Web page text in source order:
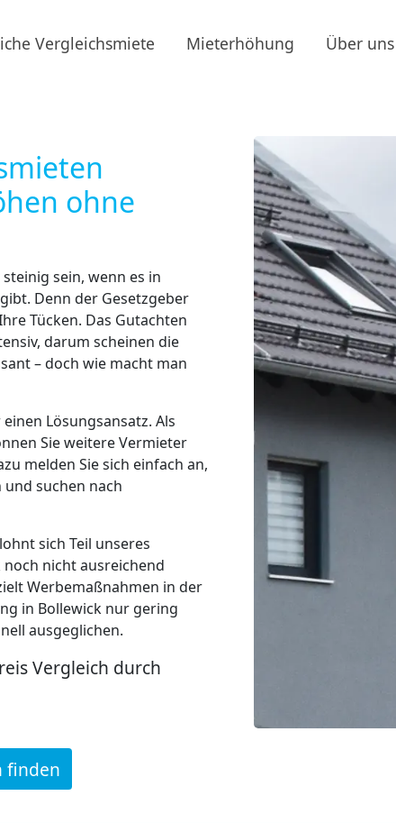
Vergleichsmiete Mieterhöhung Über uns
ohne
sein, wenn es in
Denn der Gesetzgeber
Tücken. Das Gutachten
darum scheinen die
– doch wie macht man
Lösungsansatz. Als
Sie weitere Vermieter
melden Sie sich einfach an,
suchen nach
sich Teil unseres
nicht ausreichend
Werbemaßnahmen in der
in Bollewick nur gering
ausgeglichen.
Vergleich durch
finden